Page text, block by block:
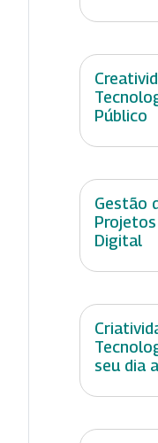
Público
Gestão
Digital
seu dia